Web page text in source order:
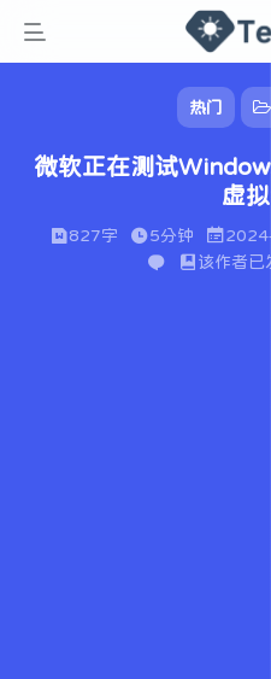
热门
微软正在测试
虚
827字 5分钟
该作者